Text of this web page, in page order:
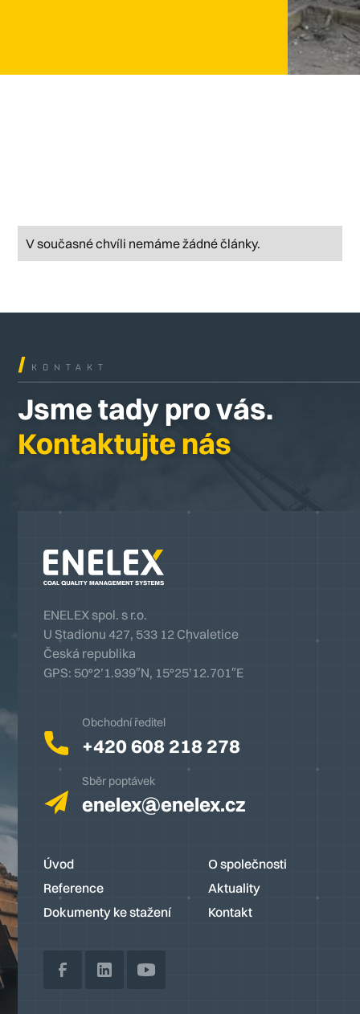
V současné chvíli nemáme žádné články.
/ KONTAKT
Jsme tady pro vás.
Kontaktujte nás
ENELEX spol. s r.o.
U Stadionu 427, 533 12 Chvaletice
Česká republika
GPS: 50°2’1.939″N, 15°25’12.701″E
Obchodní ředitel
+420 608 218 278
Sběr poptávek
enelex@enelex.cz
Úvod
O společnosti
Reference
Aktuality
Dokumenty ke stažení
Kontakt